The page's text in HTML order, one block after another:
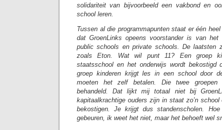
solidariteit van bijvoorbeeld een vakbond en
school leren.
Tussen al die programmapunten staat er één
dat GroenLinks opeens voorstander is van
public schools en private schools. De laatsten
zoals Eton. Wat wil punt 11? Een groep
staatsschool en het onderwijs wordt bekostigd
groep kinderen krijgt les in een school door
moeten het zelf betalen. Die twee groepen
behandeld. Dat lijkt mij totaal niet bij
kapitaalkrachtige ouders zijn in staat zo’n
bekostigen. Je krijgt dus standenscholen.
gebeuren, ik weet het niet, maar het behoeft wel